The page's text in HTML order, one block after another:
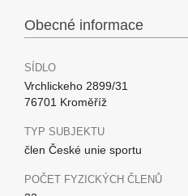
Obecné informace
SÍDLO
Vrchlickeho 2899/31
76701 Kroměříž
TYP SUBJEKTU
člen České unie sportu
POČET FYZICKÝCH ČLENŮ